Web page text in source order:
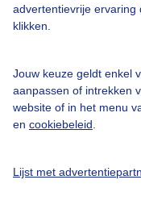
advertentievrije ervaring
klikken.
Jouw keuze geldt enkel
aanpassen of intrekken
website of in het menu
en cookiebeleid
Lijst met
Buienradar Team
Privacy beleid
Cookie beleid
Gratis weerdata